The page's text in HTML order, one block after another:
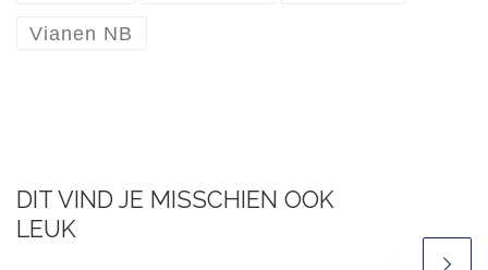
Vianen NB
DIT VIND JE MISSCHIEN OOK
LEUK